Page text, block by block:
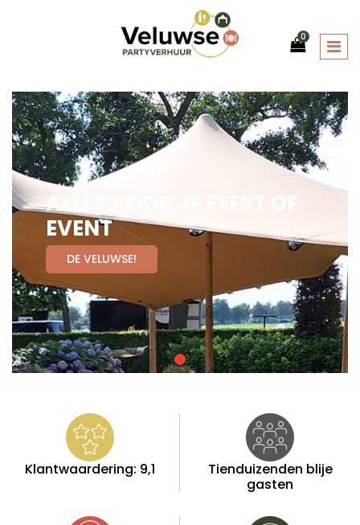
0
ALLES VOOR JE FEEST OF
EVENT
DE VELUWSE!
Klantwaardering: 9,1
Tienduizenden blije
gasten